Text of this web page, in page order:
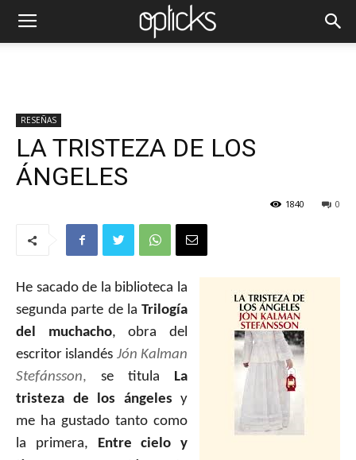
RESEÑAS
LA TRISTEZA DE LOS
ÁNGELES
0
1840
He sacado de la biblioteca la
segunda parte de la Trilogía
del muchacho, obra del
escritor islandés Jón Kalman
Stefánsson, se titula La
tristeza de los ángeles y
me ha gustado tanto como
la primera, Entre cielo y